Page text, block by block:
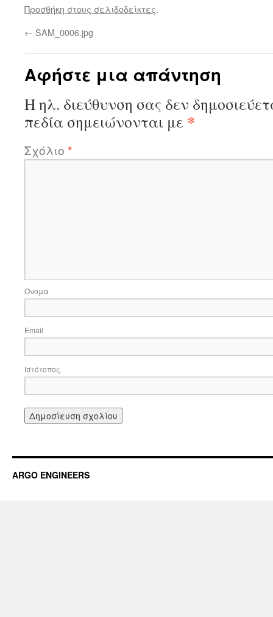
Προσθήκη στους σελιδοδείκτες.
← SAM_0006.jpg
Αφήστε μια απάντηση
Η ηλ. διεύθυνση σας δεν
πεδία σημειώνονται με *
Σχόλιο *
Όνομα
Email
Ιστότοπος
ARGO ENGINEERS